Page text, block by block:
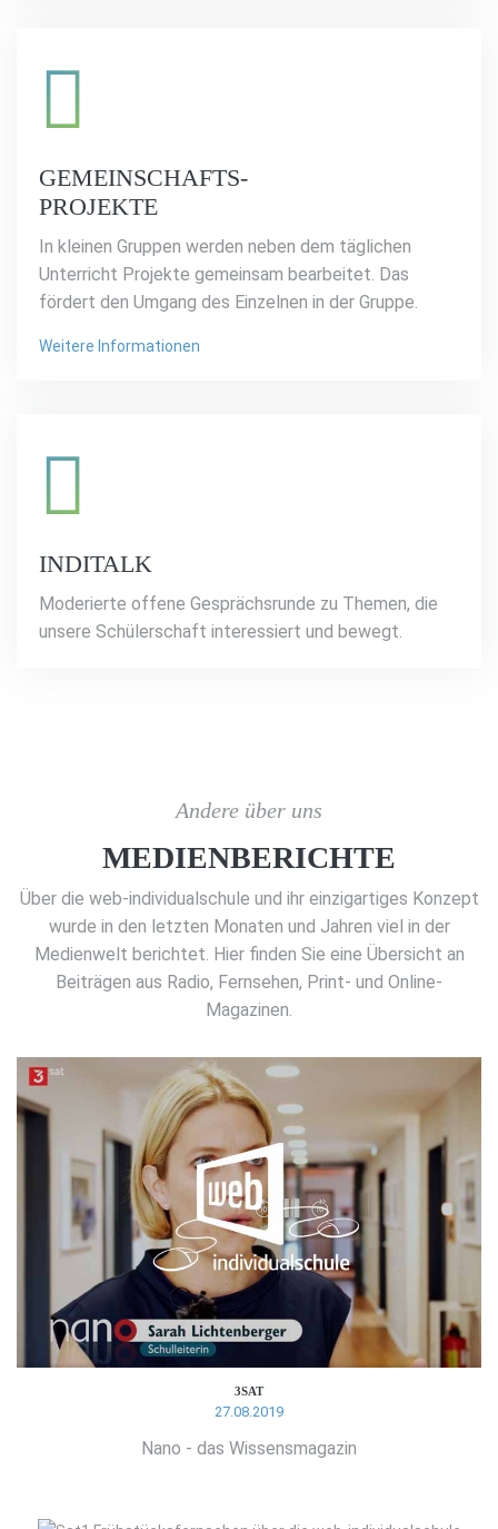
GEMEINSCHAFTS-
PROJEKTE
In kleinen Gruppen werden neben dem täglichen
Unterricht Projekte gemeinsam bearbeitet. Das
fördert den Umgang des Einzelnen in der Gruppe.
Weitere Informationen
INDITALK
Moderierte offene Gesprächsrunde zu Themen, die
unsere Schülerschaft interessiert und bewegt.
Andere über uns
MEDIENBERICHTE
Über die web-individualschule und ihr einzigartiges Konzept
wurde in den letzten Monaten und Jahren viel in der
Medienwelt berichtet. Hier finden Sie eine Übersicht an
Beiträgen aus Radio, Fernsehen, Print- und Online-
Magazinen.
3SAT
27.08.2019
Nano - das Wissensmagazin